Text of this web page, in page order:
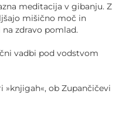
meditacija v gibanju. Z
mišično moč in
zdravo pomlad.
vadbi pod vodstvom
»knjigah«, ob Zupančičevi